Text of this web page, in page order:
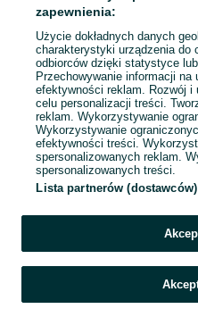
zapewnienia:
Użycie dokładnych danych
charakterystyki urządzenia do
odbiorców dzięki statystyce
Przechowywanie informacji
efektywności reklam. Rozwój i
celu personalizacji treści.
reklam. Wykorzystywanie
Wykorzystywanie
efektywności treści.
spersonalizowanych reklam.
spersonalizowanych treści.
Lista partnerów (dostawców)